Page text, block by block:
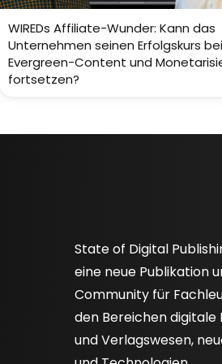
WIREDs Affiliate-Wunder: Kann das
Unternehmen seinen Erfolgskurs bei
Evergreen-Content und
fortsetzen?
State of Digital
eine neue Publikation
Community für
den Bereichen digitale
und Verlagswesen,